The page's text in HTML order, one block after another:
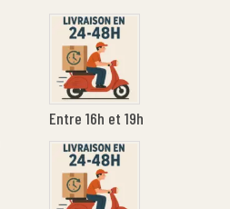
Entre 16h et 19h